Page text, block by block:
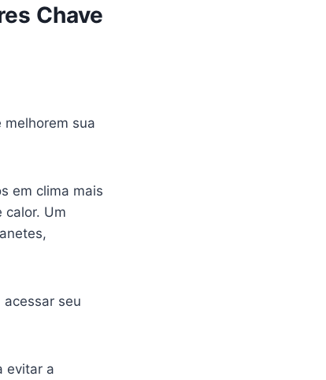
Chave
sua
em clima mais
calor. Um
acessar seu
evitar a